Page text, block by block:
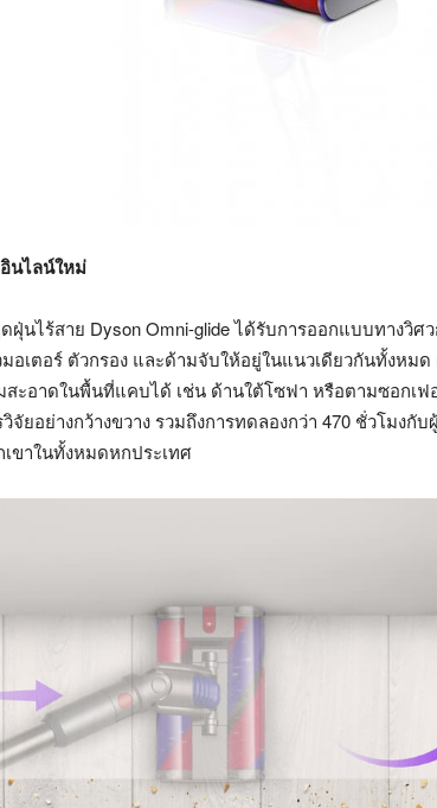
นไลน์ใหม่
ดฝุ่นไร้สาย Dyson Omni-glide ได้รับการออกแบบทางวิ
อเตอร์ ตัวกรอง และด้ามจับให้อยู่ในแนวเดียวกันทั้งหมด
สะอาดในพื้นที่แคบได้ เช่น ด้านใต้โซฟา หรือตามซอกเฟ
จัยอย่างกว้างขวาง รวมถึงการทดลองกว่า 470 ชั่วโมงกั
ขาในทั้งหมดหกประเทศ